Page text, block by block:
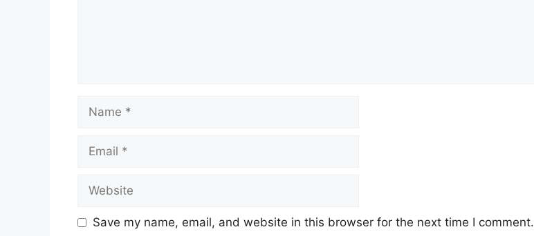
Save my name, email, and website in this browser for the next time I comment.